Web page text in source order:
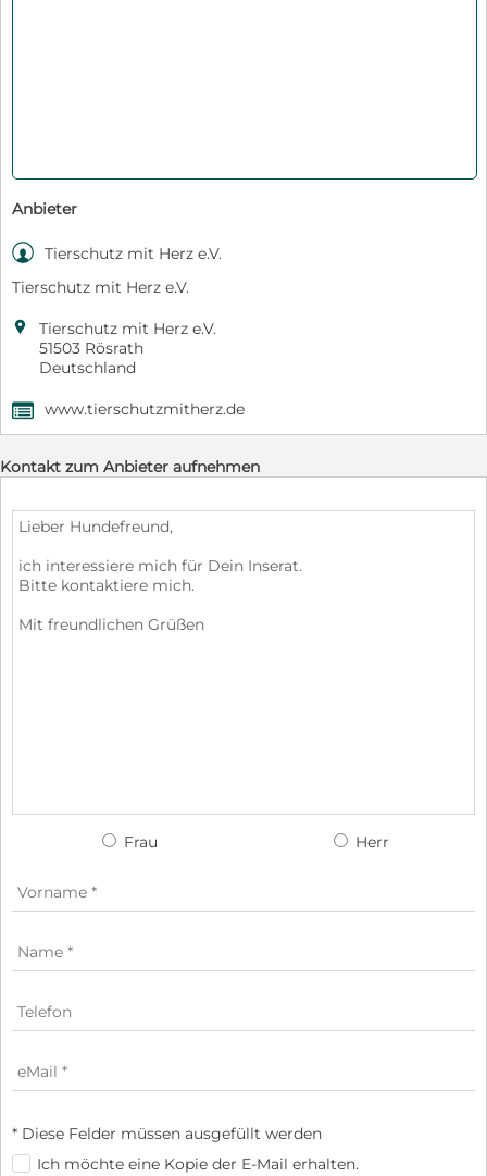
Anbieter
 Tierschutz mit Herz e.V.
Tierschutz mit Herz e.V.

Tierschutz mit Herz e.V.
51503 Rösrath
Deutschland
, www.tierschutzmitherz.de
Kontakt zum Anbieter aufnehmen
Frau Herr
* Diese Felder müssen ausgefüllt werden
Ich möchte eine Kopie der E-Mail erhalten.